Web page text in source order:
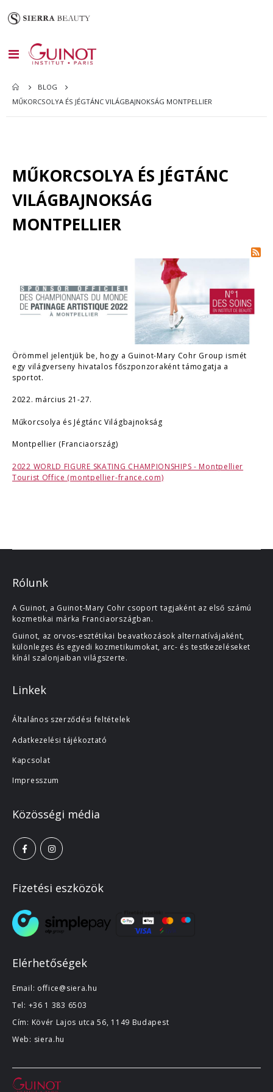
Toggle
Nav
BLOG
MŰKORCSOLYA ÉS JÉGTÁNC VILÁGBAJNOKSÁG MONTPELLIER
MŰKORCSOLYA ÉS JÉGTÁNC
VILÁGBAJNOKSÁG
MONTPELLIER
Örömmel jelentjük be, hogy a Guinot-Mary Cohr Group ismét
egy világverseny hivatalos főszponzoraként támogatja a
sportot.
2022. március 21-27.
Műkorcsolya és Jégtánc Világbajnokság
Montpellier (Franciaország)
2022 WORLD FIGURE SKATING CHAMPIONSHIPS - Montpellier
Tourist Office (montpellier-france.com)
Rólunk
A Guinot, a Guinot-Mary Cohr csoport tagjaként az első számú
kozmetikai márka Franciaországban.
Guinot, az orvos-esztétikai beavatkozások alternatívájaként,
különleges és egyedi kozmetikumokat, arc- és testkezeléseket
kínál szalonjaiban világszerte.
Linkek
Általános szerződési feltételek
Adatkezelési tájékoztató
Kapcsolat
Impresszum
Közösségi média
Fizetési eszközök
Elérhetőségek
Email: office@siera.hu
Tel: +36 1 383 6503
Cím: Kövér Lajos utca 56, 1149 Budapest
Web: siera.hu